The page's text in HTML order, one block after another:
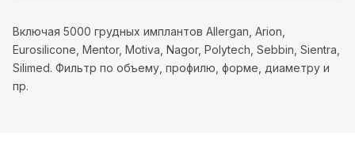
Включая 5000 грудных имплантов Allergan, Arion,
Eurosilicone, Mentor, Motiva, Nagor, Polytech, Sebbin, Sientra,
Silimed. Фильтр по объему, профилю, форме, диаметру и
пр.